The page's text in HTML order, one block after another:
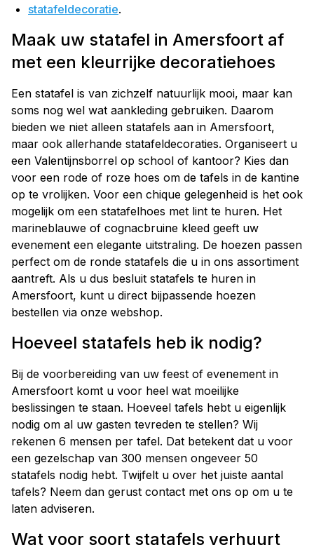
statafeldecoratie.
Maak uw statafel in Amersfoort af
met een kleurrijke decoratiehoes
Een statafel is van zichzelf natuurlijk mooi, maar kan
soms nog wel wat aankleding gebruiken. Daarom
bieden we niet alleen statafels aan in Amersfoort,
maar ook allerhande statafeldecoraties. Organiseert u
een Valentijnsborrel op school of kantoor? Kies dan
voor een rode of roze hoes om de tafels in de kantine
op te vrolijken. Voor een chique gelegenheid is het ook
mogelijk om een statafelhoes met lint te huren. Het
marineblauwe of cognacbruine kleed geeft uw
evenement een elegante uitstraling. De hoezen passen
perfect om de ronde statafels die u in ons assortiment
aantreft. Als u dus besluit statafels te huren in
Amersfoort, kunt u direct bijpassende hoezen
bestellen via onze webshop.
Hoeveel statafels heb ik nodig?
Bij de voorbereiding van uw feest of evenement in
Amersfoort komt u voor heel wat moeilijke
beslissingen te staan. Hoeveel tafels hebt u eigenlijk
nodig om al uw gasten tevreden te stellen? Wij
rekenen 6 mensen per tafel. Dat betekent dat u voor
een gezelschap van 300 mensen ongeveer 50
statafels nodig hebt. Twijfelt u over het juiste aantal
tafels? Neem dan gerust contact met ons op om u te
laten adviseren.
Wat voor soort statafels verhuurt